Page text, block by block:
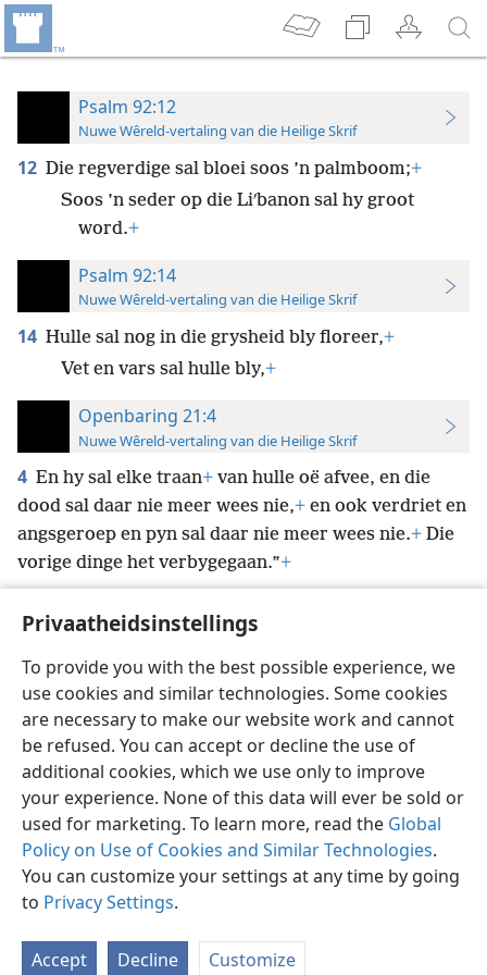
Privaatheidsinstellings
To provide you with the best possible experience, we
use cookies and similar technologies. Some cookies
are necessary to make our website work and cannot
be refused. You can accept or decline the use of
additional cookies, which we use only to improve
your experience. None of this data will ever be sold or
used for marketing. To learn more, read the Global
Policy on Use of Cookies and Similar Technologies.
You can customize your settings at any time by going
to Privacy Settings.
Accept Decline Customize
Psalm 92:12
Nuwe Wêreld-vertaling van die Heilige Skrif
12 Die regverdige sal bloei soos ’n palmboom;+
Soos ’n seder op die Liʹbanon sal hy groot
word.+
Psalm 92:14
Nuwe Wêreld-vertaling van die Heilige Skrif
14 Hulle sal nog in die grysheid bly floreer,+
Vet en vars sal hulle bly,+
Openbaring 21:4
Nuwe Wêreld-vertaling van die Heilige Skrif
4 En hy sal elke traan+ van hulle oë afvee, en die
dood sal daar nie meer wees nie,+ en ook verdriet en
angsgeroep en pyn sal daar nie meer wees nie.+ Die
vorige dinge het verbygegaan.”+
Afrikaans Voorkeure
Copyright© 2026 Watch Tower Bible and Tract Society of Pennsylvania
Gebruiksvoorwaardes Privaatheidsbeleid
Privaatheidsinstellings
JW.ORG
Meld aan